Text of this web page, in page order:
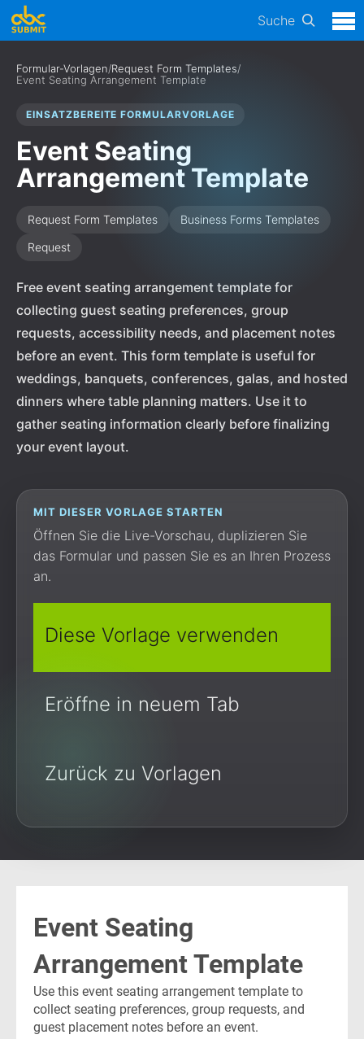
Suche
Formular-Vorlagen/Request Form Templates/
Event Seating Arrangement Template
EINSATZBEREITE FORMULARVORLAGE
Event Seating
Arrangement Template
Request Form Templates
Business Forms Templates
Request
Free event seating arrangement template for
collecting guest seating preferences, group
requests, accessibility needs, and placement notes
before an event. This form template is useful for
weddings, banquets, conferences, galas, and hosted
dinners where table planning matters. Use it to
gather seating information clearly before finalizing
your event layout.
MIT DIESER VORLAGE STARTEN
Öffnen Sie die Live-Vorschau, duplizieren Sie
das Formular und passen Sie es an Ihren Prozess
an.
Diese Vorlage verwenden
Eröffne in neuem Tab
Zurück zu Vorlagen